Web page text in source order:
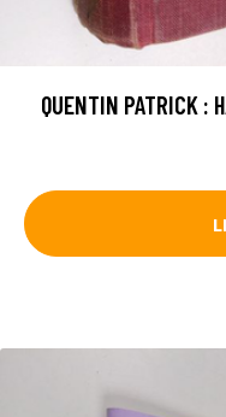
QUENTIN PATRICK :